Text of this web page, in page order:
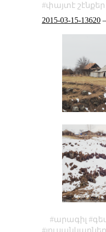
փայտէ շէնքեր
2015-03-15-13620–
արագիլ
լուսանկարներ